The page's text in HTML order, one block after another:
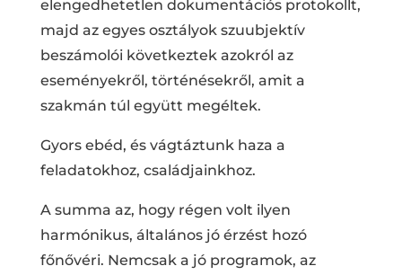
elengedhetetlen dokumentációs protokollt,
majd az egyes osztályok szuubjektív
beszámolói következtek azokról az
eseményekről, történésekről, amit a
szakmán túl együtt megéltek.
Gyors ebéd, és vágtáztunk haza a
feladatokhoz, családjainkhoz.
A summa az, hogy régen volt ilyen
harmónikus, általános jó érzést hozó
főnővéri. Nemcsak a jó programok, az